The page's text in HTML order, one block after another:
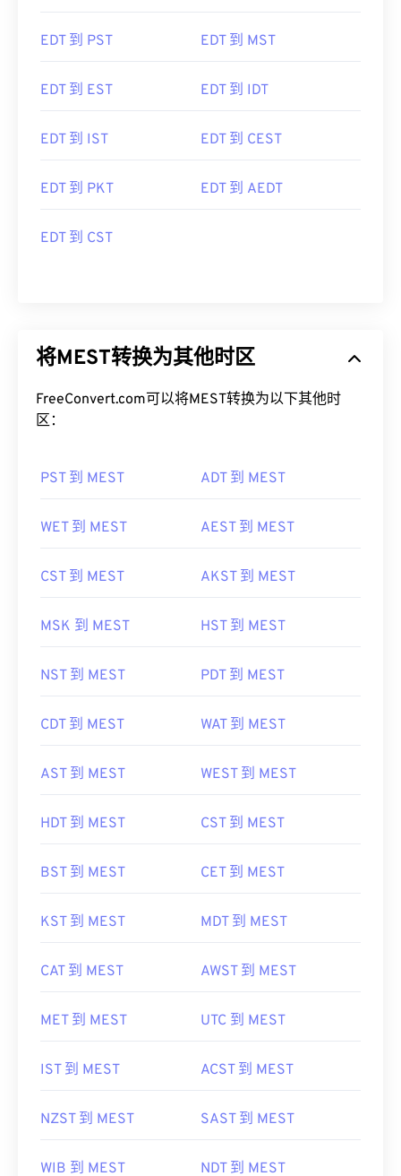
EDT 到 PST EDT 到 MST
EDT 到 EST EDT 到 IDT
EDT 到 IST EDT 到 CEST
EDT 到 PKT EDT 到 AEDT
EDT 到 CST
将MEST转换为其他时区
FreeConvert.com可以将MEST转换为以下其他时
区：
PST 到 MEST ADT 到 MEST
WET 到 MEST AEST 到 MEST
CST 到 MEST AKST 到 MEST
MSK 到 MEST HST 到 MEST
NST 到 MEST PDT 到 MEST
CDT 到 MEST WAT 到 MEST
AST 到 MEST WEST 到 MEST
HDT 到 MEST CST 到 MEST
BST 到 MEST CET 到 MEST
KST 到 MEST MDT 到 MEST
CAT 到 MEST AWST 到 MEST
MET 到 MEST UTC 到 MEST
IST 到 MEST ACST 到 MEST
NZST 到 MEST SAST 到 MEST
WIB 到 MEST NDT 到 MEST